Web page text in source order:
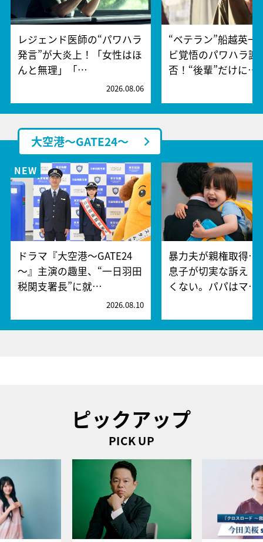
レジェンド医師の“パワハラ
発言”が大炎上！「女性はほ
んと無理」「…
2026.08.06
“ベテラン”船越英一
ビ覚悟のパワハラ謝
否！“後輩”だけに…
大空港～GATE24～
ドラマ『大空港～GATE24
～』主演の趣里、“一日羽田
税関支署長”に就…
2026.08.10
暴力夫が親権取得…
息子が切実な訴え「
くない。パパはマ…
ピックアップ
PICK UP